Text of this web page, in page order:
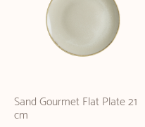
Sand Gourmet Flat Plate 21
cm